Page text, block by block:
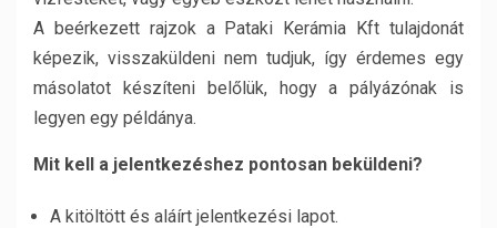
A beérkezett rajzok a Pataki Kerámia Kft tulajdonát
képezik, visszaküldeni nem tudjuk, így érdemes egy
másolatot készíteni belőlük, hogy a pályázónak is
legyen egy példánya.
Mit kell a jelentkezéshez pontosan beküldeni?
A kitöltött és aláírt jelentkezési lapot.